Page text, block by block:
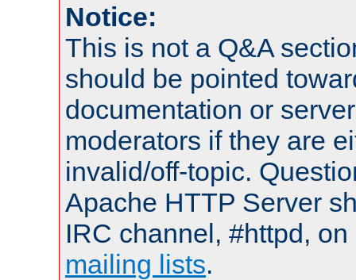
Notice:
This is not a Q&A
should be pointed
documentation or
moderators if they are
invalid/off-topic.
Apache HTTP Server
IRC channel, #httpd,
mailing lists.